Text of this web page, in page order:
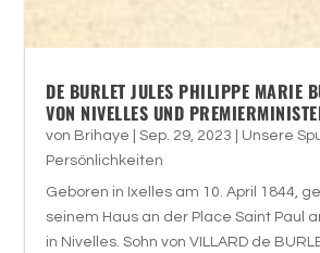
DE BURLET JULES PHILIPPE MARIE
VON NIVELLES UND
von Brihaye |Sep. 29, 2023 Unsere
Persönlichkeiten
Geboren in Ixelles am 10. April 1844,
seinem Haus an der Place Saint Paul
in Nivelles. Sohn von VILLARD de